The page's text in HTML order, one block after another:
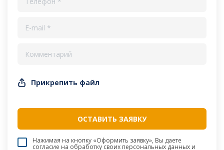
Прикрепить файл
Нажимая на кнопку «Оформить заявку», Вы даете
согласие на обработку своих персональных данных и